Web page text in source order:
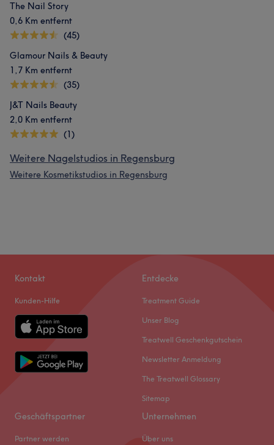
The Nail Story
0,6 Km entfernt
(45)
Glamour Nails & Beauty
1,7 Km entfernt
(35)
J&T Nails Beauty
2,0 Km entfernt
(1)
Weitere Nagelstudios in Regensburg
Weitere Kosmetikstudios in Regensburg
Kontakt
Kunden-Hilfe
Entdecke
Treatment Guide
Unser Blog
Treatwell Geschenkgutschein
Newsletter Anmeldung
The Treatwell Glossary
Sitemap
Geschäftspartner
Partner werden
Unternehmen
Über uns